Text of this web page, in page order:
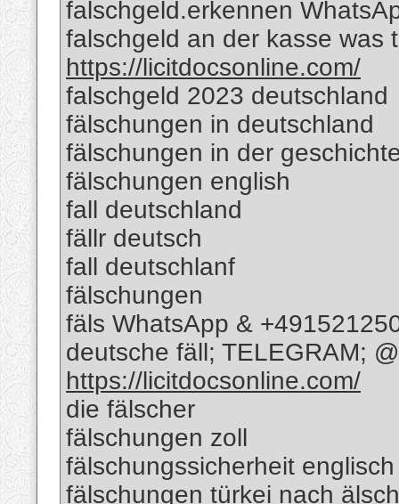
falschgeld.erkennen
falschgeld an der kasse was
https://licitdocsonline.com/
falschgeld 2023 deutschland
fälschungen in deutschland
fälschungen in der
fälschungen english
fall deutschland
fällr deutsch
fall deutschlanf
fälschungen
fäls WhatsApp &
deutsche fäll; TELEGRAM;
https://licitdocsonline.com/
die fälscher
fälschungen zoll
fälschungssicherheit englisch
fälschungen türkei nach